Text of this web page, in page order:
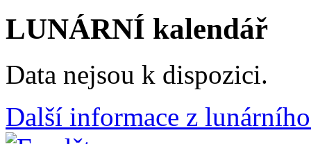
LUNÁRNÍ kalendář
Data nejsou k dispozici.
Další informace z